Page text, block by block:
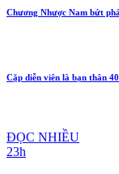
Chương Nhược Nam bứt
Cặp diễn viên là bạn thân
ĐỌC NHIỀU
23h